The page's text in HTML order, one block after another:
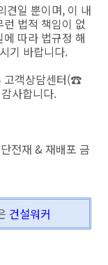
견일 뿐이며, 이 내
법적 책임이 없
따라 법규정 해
기 바랍니다.
고객상담센터(☎
사합니다.
전재 & 재배포 금
건설워커